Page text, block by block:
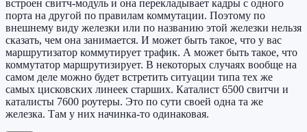
встроен свитч-модуль и она перекладывает кадры с одного
порта на другой по правилам коммутации. Поэтому по
внешнему виду железки или по названию этой железки нельзя
сказать, чем она занимается. И может быть такое, что у вас
маршрутизатор коммутирует трафик. А может быть такое, что
коммутатор маршрутизирует. В некоторых случаях вообще на
самом деле можно будет встретить ситуации типа тех же
самых цисковских линеек старших. Каталист 6500 свитчи и
каталисты 7600 роутеры. Это по сути своей одна та же
железка. Там у них начинка-то одинаковая.